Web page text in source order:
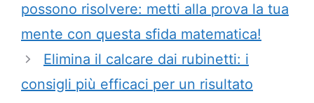
possono risolvere: metti alla prova la tua
mente con questa sfida matematica!
Elimina il calcare dai rubinetti: i
consigli più efficaci per un risultato